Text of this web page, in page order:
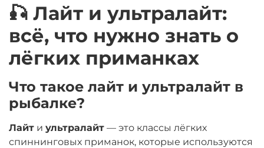
🎣 Лайт и ультралайт:
всё, что нужно знать о
лёгких приманках
Что такое лайт и ультралайт в
рыбалке?
Лайт и ультралайт — это классы лёгких
спиннинговых приманок, которые используются